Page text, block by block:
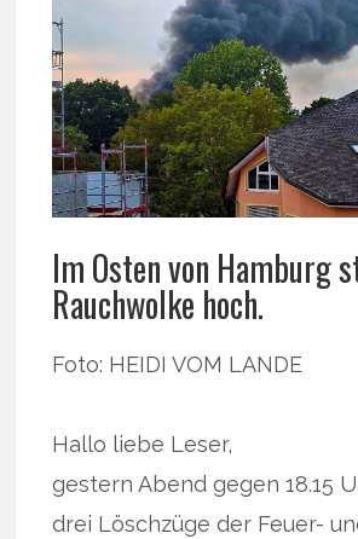
Im Osten von Hamburg
Rauchwolke hoch.
Foto: HEIDI VOM LANDE
Hallo liebe Leser,
gestern Abend gegen 18.15
drei Löschzüge der Feuer-